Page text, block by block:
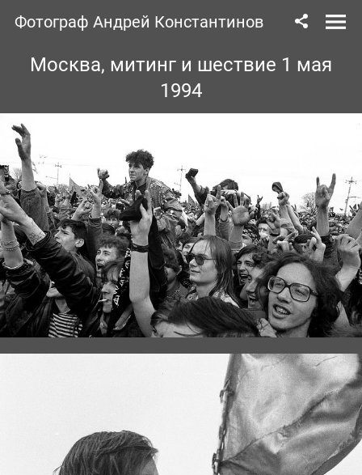
Фотограф Андрей Константинов
Москва, митинг и шествие 1 мая
1994